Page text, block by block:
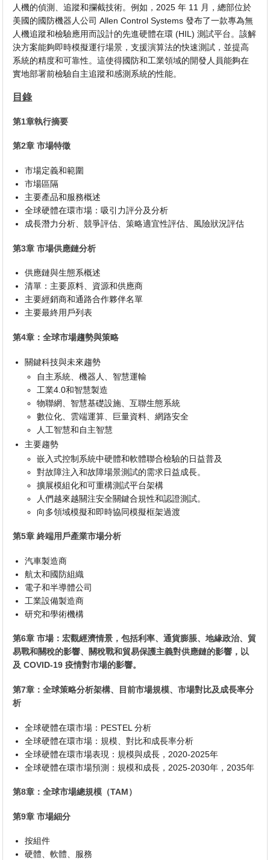
人機的偵測、追蹤和攔截技術。例如，2025 年 11 月，總部位於
美國的國防機器人公司 Allen Control Systems 發布了一款專為無
人機追蹤和檢驗應用而設計的先進硬體在環 (HIL) 測試平台。該解
決方案能夠即時模擬運行場景，支援演算法的快速測試，並提高
系統的精度和可靠性。這使得國防和工業領域的開發人員能夠在
實地部署前檢驗自主追蹤和感測系統的性能。
目錄
第1章執行摘要
第2章 市場特徵
市場定義和範圍
市場區隔
主要產品和服務概述
全球硬體在環市場：吸引力評分及分析
成長潛力分析、競爭評估、策略適宜性評估、風險狀況評估
第3章 市場供應鏈分析
供應鏈與生態系概述
清單：主要原料、資源和供應商
主要經銷商和通路合作夥伴名單
主要最終用戶列表
第4章：全球市場趨勢與策略
關鍵科技與未來趨勢
自主系統、機器人、智慧運輸
工業4.0和智慧製造
物聯網、智慧基礎設施、互聯生態系統
數位化、雲端運算、巨量資料、網路安全
人工智慧和自主智慧
主要趨勢
嵌入式控制系統中硬體和軟體聯合檢驗的日益普及
對故障注入和故障場景測試的需求日益成長。
擴展模組化和可重構測試平台架構
人們越來越關注安全關鍵合規性和認證測試。
向多領域模擬和即時協同模擬框架過渡
第5章 終端用戶產業市場分析
汽車製造商
航太和國防組織
電子和半導體公司
工業設備製造商
研究和學術機構
第6章 市場：宏觀經濟情景，包括利率、通貨膨脹、地緣政治、貿
易戰和關稅的影響、關稅戰和貿易保護主義對供應鏈的影響，以
及 COVID-19 疫情對市場的影響。
第7章：全球策略分析架構、目前市場規模、市場對比及成長率分
析
全球硬體在環市場：PESTEL 分析
全球硬體在環市場：規模、對比和成長率分析
全球硬體在環市場表現：規模與成長，2020-2025年
全球硬體在環市場預測：規模和成長，2025-2030年，2035年
第8章：全球市場總規模（TAM）
第9章 市場細分
按組件
硬體、軟體、服務